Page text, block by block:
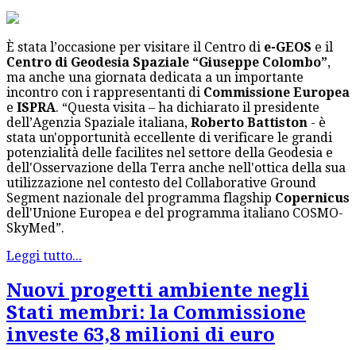
È stata l’occasione per visitare il Centro di e-GEOS e il
Centro di Geodesia Spaziale “Giuseppe Colombo”,
ma anche una giornata dedicata a un importante
incontro con i rappresentanti di Commissione Europea
e ISPRA. “Questa visita – ha dichiarato il presidente
dell’Agenzia Spaziale italiana, Roberto Battiston - è
stata un'opportunità eccellente di verificare le grandi
potenzialità delle facilites nel settore della Geodesia e
dell'Osservazione della Terra anche nell'ottica della sua
utilizzazione nel contesto del Collaborative Ground
Segment nazionale del programma flagship Copernicus
dell'Unione Europea e del programma italiano COSMO-
SkyMed”.
Leggi tutto...
Nuovi progetti ambiente negli
Stati membri: la Commissione
investe 63,8 milioni di euro